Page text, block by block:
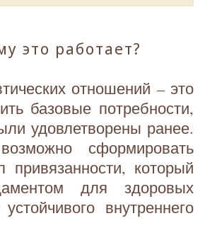
это работает?
отношений – это
базовые потребности,
удовлетворены ранее.
сформировать
привязанности, который
для здоровых
внутреннего